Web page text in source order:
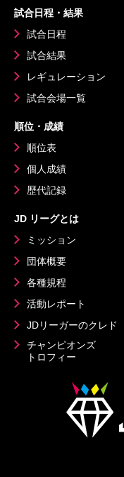
試合日程・結果
試合日程
試合結果
レギュレーション
試合会場一覧
順位・成績
順位表
個人成績
歴代記録
JD リーグとは
ミッション
団体概要
各種規程
活動レポート
JDリーガーのクレド
チャンピオンズ
トロフィー